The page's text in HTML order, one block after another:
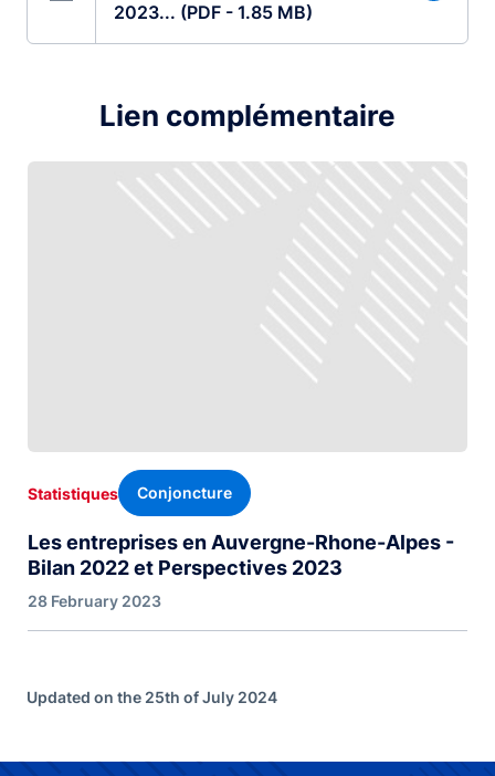
2023... (PDF - 1.85 MB)
Lien complémentaire
Les entreprises en Auvergne-Rhone-Alpes -
Bilan 2022 et Perspectives 2023
Statistiques Conjoncture
28 February 2023
Updated on the 25th of July 2024